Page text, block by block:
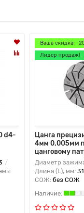
d4-
Ваша скидка: -
Лидер продаж!
Цанга
4мм 0.005мм
цанговому
Диаметр
Длина (L), мм:
СОЖ: без СОЖ